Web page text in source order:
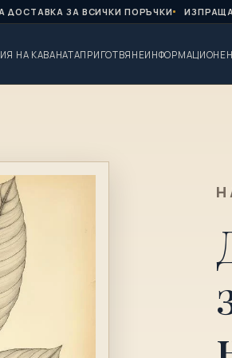
ДОСТАВКА ЗА ВСИЧКИ ПОРЪЧКИ
НА КАВАНАТАПРИГОТВЯНЕ